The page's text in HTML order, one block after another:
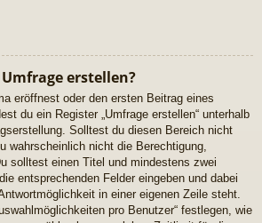
erstellen?
eröffnest oder den ersten Beitrag eines
du ein Register „Umfrage erstellen“ unterhalb
Solltest du diesen Bereich nicht
wahrscheinlich nicht die Berechtigung,
solltest einen Titel und mindestens zwei
entsprechenden Felder eingeben und dabei
in einer eigenen Zeile steht.
pro Benutzer“ festlegen, wie